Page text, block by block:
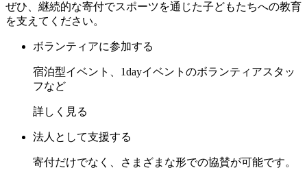
ぜひ、継続的な寄付でスポーツを通じた子どもたちへの教育
を支えてください。
ボランティアに参加する
宿泊型イベント、1dayイベントのボランティアスタッ
フなど
詳しく見る
法人として支援する
寄付だけでなく、さまざまな形での協賛が可能です。